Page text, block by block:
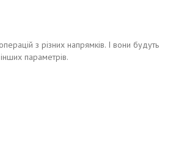
з різних напрямків. І вони будуть
параметрів.